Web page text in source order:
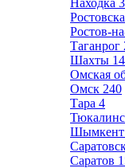
Находка
Ростов-
Таганрог
Шахты 14
Омская
Омск 240
Тара 4
Шымкент
Саратов